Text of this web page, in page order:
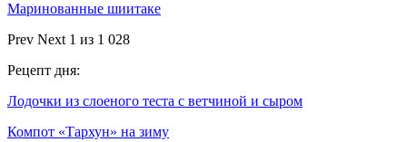
Маринованные шиитаке
Prev Next 1 из 1 028
Рецепт дня:
Лодочки из слоеного теста с ветчиной и сыром
Компот «Тархун» на зиму